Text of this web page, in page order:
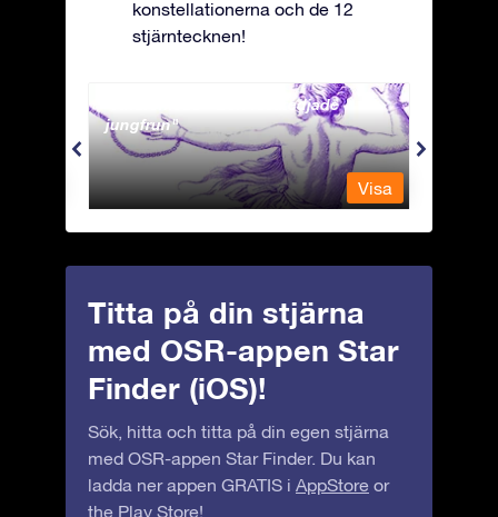
konstellationerna och de 12
stjärntecknen!
Andromeda - Den fastkedjade
jungfrun
Visa
Titta på din stjärna
med OSR-appen Star
Finder (iOS)!
Sök, hitta och titta på din egen stjärna
med OSR-appen Star Finder. Du kan
ladda ner appen GRATIS i AppStore or
the Play Store!